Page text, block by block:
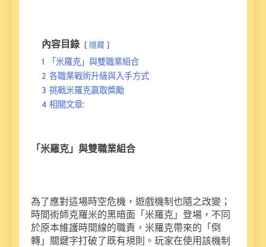
內容目錄 隱藏
1
「米羅克」與雙職業組合
2 各職業戰術升級與入手方式
3 挑戰米羅克贏取獎勵
4 相關文章:
「米羅克」與雙職業組合
為了應對這場時空危機，遊戲機制也隨之改變；
時間術師克羅米的黑暗面「米羅克」登場，不同
於原本維護時間線的職責，米羅克帶來的「倒
轉」關鍵字打破了既有規則。玩家在使用該機制